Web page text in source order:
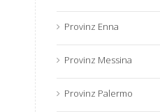
Provinz Enna
Provinz Messina
Provinz Palermo